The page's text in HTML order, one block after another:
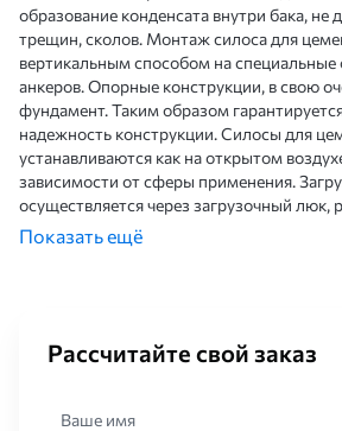
образование конденсата внутри бака, не
трещин, сколов. Монтаж силоса для
вертикальным способом на
анкеров. Опорные конструкции, в свою
фундамент. Таким образом
надежность конструкции. Силосы для
устанавливаются как на открытом
зависимости от сферы применения.
осуществляется через загрузочный люк,
верхней части резервуара, при помощи
выгрузка - через специальное отверстие
производственную линию по
Показать ещё
Рассчитайте свой заказ
Ваше имя